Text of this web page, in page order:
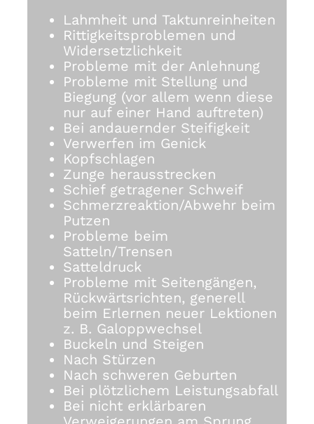
Lahmheit und Taktunreinheiten
Rittigkeitsproblemen und
Widersetzlichkeit
Probleme mit der Anlehnung
Probleme mit Stellung und
Biegung (vor allem wenn diese
nur auf einer Hand auftreten)
Bei andauernder Steifigkeit
Verwerfen im Genick
Kopfschlagen
Zunge herausstrecken
Schief getragener Schweif
Schmerzreaktion/Abwehr beim
Putzen
Probleme beim
Satteln/Trensen
Satteldruck
Probleme mit Seitengängen,
Rückwärtsrichten, generell
beim Erlernen neuer Lektionen
z. B. Galoppwechsel
Buckeln und Steigen
Nach Stürzen
Nach schweren Geburten
Bei plötzlichem Leistungsabfall
Bei nicht erklärbaren